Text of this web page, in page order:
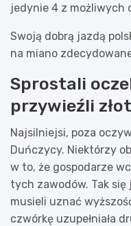
jedynie 4 z możliwych
Swoją dobrą jazdą
na miano
Sprostali
przywieźli
Najsilniejsi, poza
Duńczycy. Niektórzy
w to, że gospodarze
tych zawodów. Tak się
musieli uznać
czwórkę uzupełniała